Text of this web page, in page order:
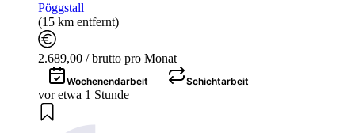
Pöggstall
(15 km entfernt)
2.689,00 / brutto pro Monat
Wochenendarbeit Schichtarbeit
vor etwa 1 Stunde